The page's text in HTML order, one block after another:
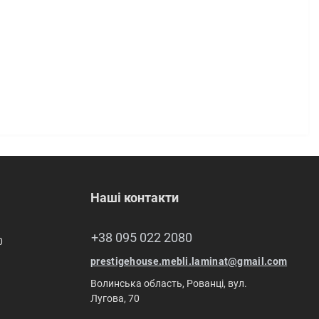
Наші контакти
+38 095 022 2080
prestigehouse.mebli.laminat@gmail.com
Волинська область, Рованці, вул.
Лугова, 70